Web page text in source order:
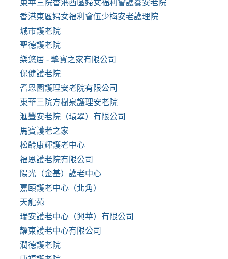
東華三院香港西區婦女福利會護養安老院
香港東區婦女福利會伍少梅安老護理院
城市護老院
聖德護老院
樂悠居 - 摯寶之家有限公司
保健護老院
耆恩園護理安老院有限公司
東華三院方樹泉護理安老院
滙豐安老院（環翠）有限公司
馬寶護老之家
松齡康輝護老中心
福恩護老院有限公司
陽光（金基）護老中心
嘉頤護老中心（北角）
天龍苑
瑞安護老中心（興華）有限公司
耀東護老中心有限公司
潤德護老院